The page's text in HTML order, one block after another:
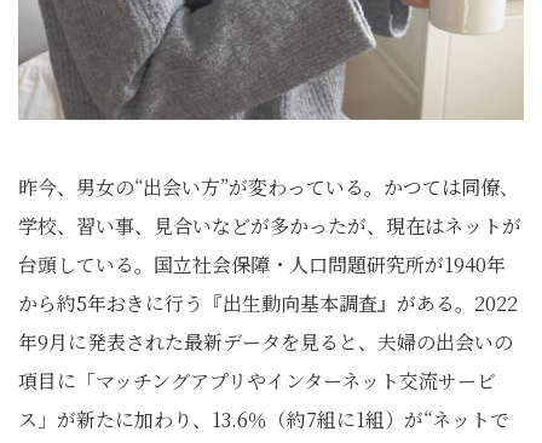
昨今、男女の“出会い方”が変わっている。かつては同僚、
学校、習い事、見合いなどが多かったが、現在はネットが
台頭している。国立社会保障・人口問題研究所が1940年
から約5年おきに行う『出生動向基本調査』がある。2022
年9月に発表された最新データを見ると、夫婦の出会いの
項目に「マッチングアプリやインターネット交流サービ
ス」が新たに加わり、13.6％（約7組に1組）が“ネットで